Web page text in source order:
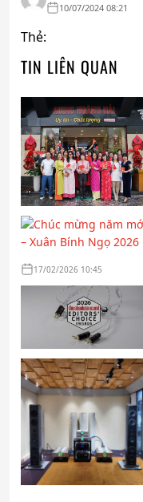
10/07/2024 08:21
Thẻ:
TIN LIÊN QUAN
17/02/2026 10:45